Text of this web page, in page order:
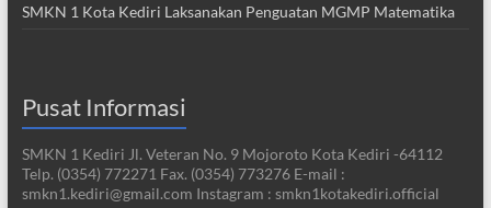
SMKN 1 Kota Kediri Laksanakan Penguatan MGMP Matematika
Pusat Informasi
SMKN 1 Kediri Jl. Veteran No. 9 Mojoroto Kota Kediri -64112
Telp. (0354) 772271 Fax. (0354) 773276 E-mail :
smkn1.kediri@gmail.com Instagram : smkn1kotakediri.official